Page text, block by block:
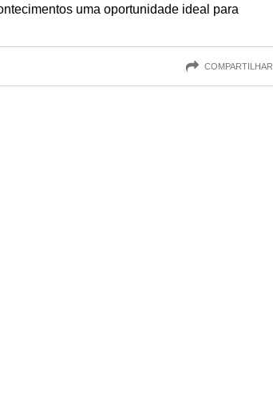
uma oportunidade ideal para
COMPARTILHAR